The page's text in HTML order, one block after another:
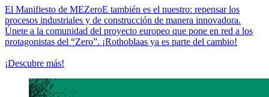
El Manifiesto de MEZeroE también es el nuestro: repensar los
procesos industriales y de construcción de manera innovadora.
Únete a la comunidad del proyecto europeo que pone en red a los
protagonistas del “Zero”. ¡Rothoblaas ya es parte del cambio!
¡Descubre más!